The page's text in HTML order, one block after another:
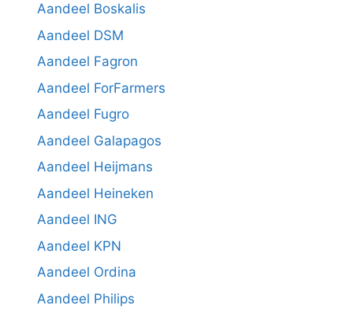
Aandeel Boskalis
Aandeel DSM
Aandeel Fagron
Aandeel ForFarmers
Aandeel Fugro
Aandeel Galapagos
Aandeel Heijmans
Aandeel Heineken
Aandeel ING
Aandeel KPN
Aandeel Ordina
Aandeel Philips